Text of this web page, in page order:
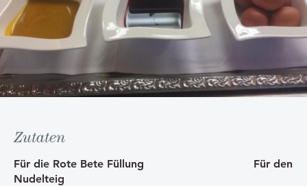
Zutaten
Für die Rote Bete Füllung Für den
Nudelteig